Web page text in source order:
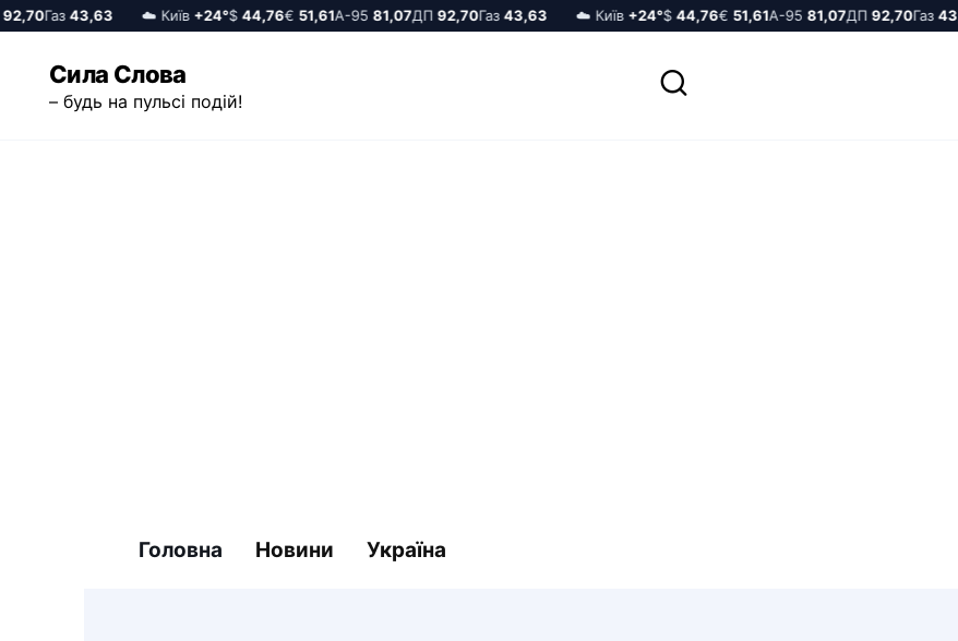
Газ43,63 ☁️ Київ+24°$44,76€51,61А-9581,07ДП92,70Газ43,63 ☁️ Київ+24°$44,76€51,61А-9581,07ДП92,70Газ43,63
вмісту
Сила Слова
– будь на пульсі подій!
Головна Новини Україна